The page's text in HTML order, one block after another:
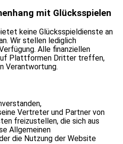
mit Glücksspielen
keine Glücksspieldienste an
Wir stellen lediglich
Alle finanziellen
Plattformen Dritter treffen,
Verantwortung.
Vertreter und Partner von
freizustellen, die sich aus
Allgemeinen
die Nutzung der Website